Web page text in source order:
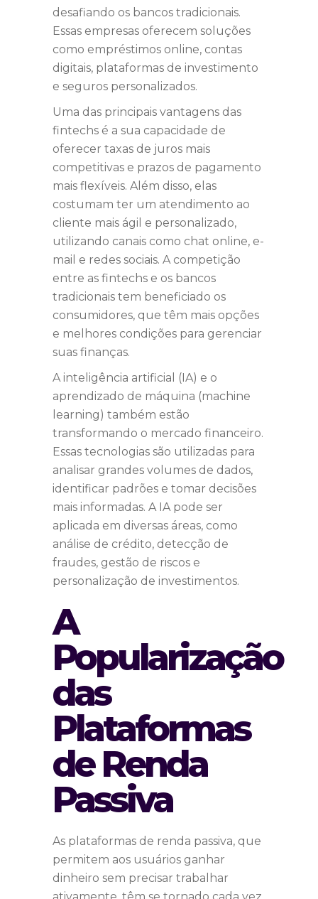
desafiando os bancos tradicionais.
Essas empresas oferecem soluções
como empréstimos online, contas
digitais, plataformas de investimento
e seguros personalizados.
Uma das principais vantagens das
fintechs é a sua capacidade de
oferecer taxas de juros mais
competitivas e prazos de pagamento
mais flexíveis. Além disso, elas
costumam ter um atendimento ao
cliente mais ágil e personalizado,
utilizando canais como chat online, e-
mail e redes sociais. A competição
entre as fintechs e os bancos
tradicionais tem beneficiado os
consumidores, que têm mais opções
e melhores condições para gerenciar
suas finanças.
A inteligência artificial (IA) e o
aprendizado de máquina (machine
learning) também estão
transformando o mercado financeiro.
Essas tecnologias são utilizadas para
analisar grandes volumes de dados,
identificar padrões e tomar decisões
mais informadas. A IA pode ser
aplicada em diversas áreas, como
análise de crédito, detecção de
fraudes, gestão de riscos e
personalização de investimentos.
A
Popularização
das
Plataformas
de Renda
Passiva
As plataformas de renda passiva, que
permitem aos usuários ganhar
dinheiro sem precisar trabalhar